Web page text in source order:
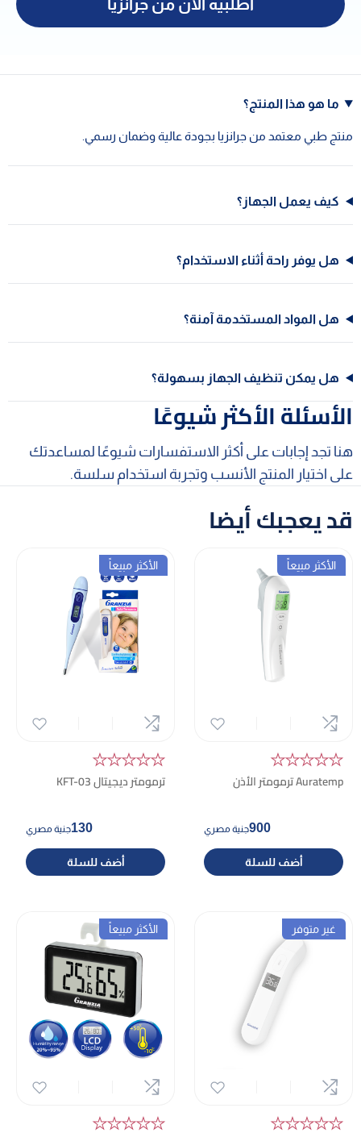
اطلبيه الآن من جرانزيا
ما هو هذا المنتج؟
منتج طبي معتمد من جرانزيا بجودة عالية وضمان رسمي.
كيف يعمل الجهاز؟
هل يوفر راحة أثناء الاستخدام؟
هل المواد المستخدمة آمنة؟
هل يمكن تنظيف الجهاز بسهولة؟
الأسئلة الأكثر شيوعًا
هنا تجد إجابات على أكثر الاستفسارات شيوعًا لمساعدتك
على اختيار المنتج الأنسب وتجربة استخدام سلسة.
قد يعجبك أيضا
الأكثر مبيعاً
★★★★★
Auratemp ترمومتر الأذن
جنية مصري900
أضف للسلة
الأكثر مبيعاً
★★★★★
ترمومتر ديجيتال KFT-03
جنية مصري130
أضف للسلة
غير متوفر
★★★★★
الأكثر مبيعاً
★★★★★